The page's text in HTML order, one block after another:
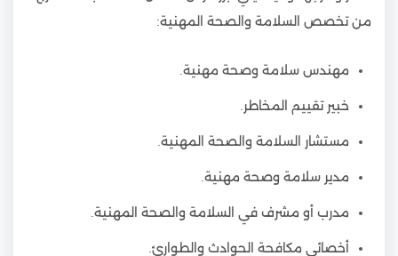
من تخصص السلامة والصحة المهنية:
مهندس سلامة وصحة مهنية.
خبير تقييم المخاطر.
مستشار السلامة والصحة المهنية.
مدير سلامة وصحة مهنية.
مدرب أو مشرف في السلامة والصحة المهنية.
أخصائي مكافحة الحوادث والطوارئ.